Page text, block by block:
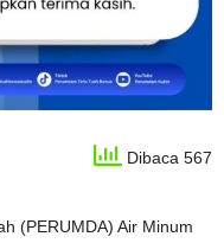
Dibaca 567
(PERUMDA) Air Minum